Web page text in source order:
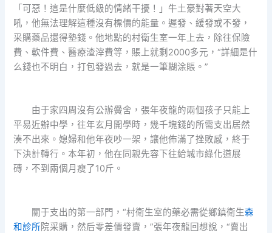
「可惡！這是什麼低級的情緒干擾！」牛土豪對著天空大
吼，他無法理解這種沒有標價的能量。遲發、緩發或不發，
采購藥品還得墊錢。他地點的村衛生室一年上去，除往保險
費、軟件費、醫療渣滓費等，賬上就剩2000多元，“詳細是什
么錢也不明白，打包發過去，就是一筆糊涂賬。”
由于家四周沒有公辦黌舍，張年夜龍的兩個孩子只能上
平易近辦中學，往年玄月開學時，幾千塊錢的所需支出居然
湊不出來。媳婦和他年夜吵一架，讓他佈滿了挫敗感，終于
下決計轉行。本年初，他在同親先容下往給城市綠化道展
磚，不到兩個月瘦了10斤。
關于支出的第一部門，“村衛生室的藥必需從鄉鎮衛生森
和診所院采購，然后零差價發賣，”張年夜龍回想說，“賣出